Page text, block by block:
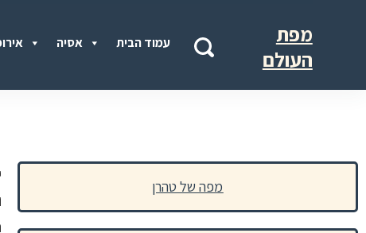
אסיה עמוד הבית
מפת
העולם
מפה של טהרן